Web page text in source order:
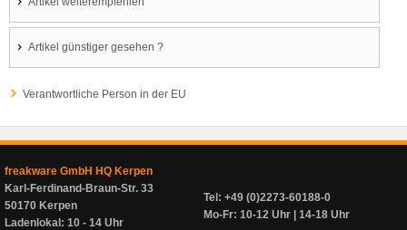
Artikel günstiger gesehen ?
Verantwortliche Person in der EU
freakware GmbH HQ Kerpen
Karl-Ferdinand-Braun-Str. 33
50170 Kerpen
Ladenlokal: 10 - 14 Uhr
Tel: +49 (0)2273-60188-0
Mo-Fr: 10-12 Uhr | 14-18 Uhr